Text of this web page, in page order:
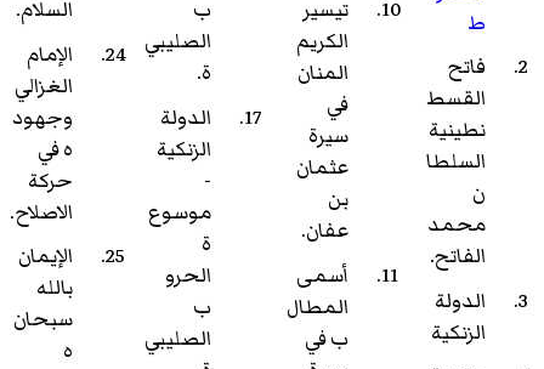
ط
فاتح
القسط
نطينية
السلطا
ن
محمد
الفاتح.
الدولة
الزنكية
تيسير
الكريم
المنان
في
سيرة
عثمان
بن
عفان.
أسمى
المطال
ب في
ب
الصليبي
ة.
الدولة
الزنكية
-
موسوع
ة
الحرو
ب
الصليبي
السلام.
الإمام
الغزالي
وجهود
ه في
حركة
الاصلاح.
الإيمان
بالله
سبحان
ه